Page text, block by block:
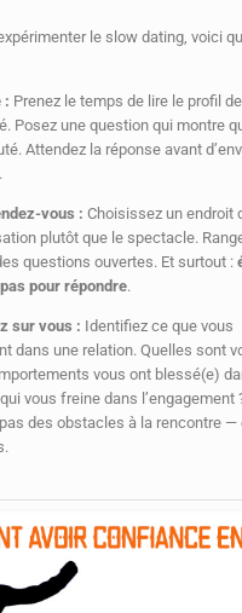
le slow dating, voici
: Prenez le temps de lire le profil
Posez une question qui montre
Attendez la réponse avant
vous : Choisissez un endroit
plutôt que le spectacle.
questions ouvertes. Et surtout :
pour répondre.
sur vous : Identifiez ce que vous
dans une relation. Quelles sont
vous ont blessé(e)
vous freine dans l’engagement
des obstacles à la rencontre —